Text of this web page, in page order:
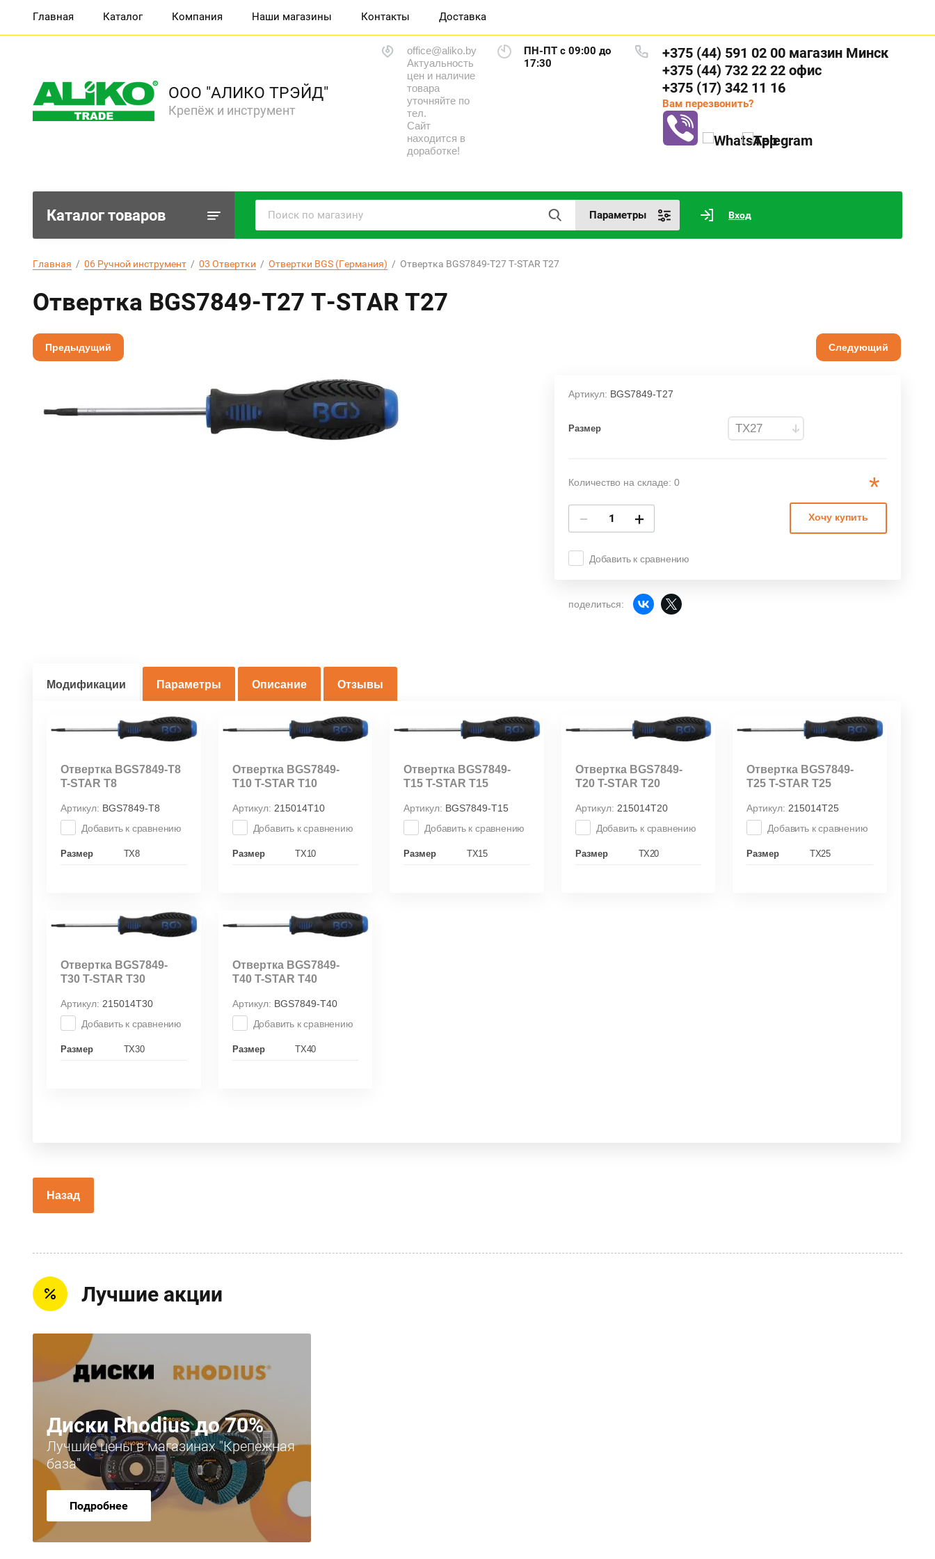
Главная Каталог Компания Наши магазины Контакты Доставка
ООО "АЛИКО ТРЭЙД"
Крепёж и инструмент
office@aliko.by
Актуальность
цен и наличие
товара
уточняйте по
тел.
Сайт
находится в
доработке!
ПН-ПТ с 09:00 до
17:30
+375 (44) 591 02 00 магазин Минск
+375 (44) 732 22 22 офис
+375 (17) 342 11 16
Вам перезвонить?
Каталог товаров Параметры Вход
Главная
  /
06 Ручной инструмент
  /
03 Отвертки
  /
Отвертки BGS (Германия)
  /  Отвертка BGS7849-T27 T-STAR T27
Отвертка BGS7849-T27 T-STAR T27
Предыдущий Следующий
Артикул: BGS7849-T27
Размер
Количество на складе: 0 *
− + Хочу купить
Добавить к сравнению
поделиться:
Модификации Параметры Описание Отзывы
Отвертка BGS7849-T8
T-STAR T8
Артикул: BGS7849-T8
Добавить к сравнению
Размер TX8
Отвертка BGS7849-
T10 T-STAR T10
Артикул: 215014Т10
Добавить к сравнению
Размер TX10
Отвертка BGS7849-
T15 T-STAR T15
Артикул: BGS7849-T15
Добавить к сравнению
Размер TX15
Отвертка BGS7849-
T20 T-STAR T20
Артикул: 215014Т20
Добавить к сравнению
Размер TX20
Отвертка BGS7849-
T25 T-STAR T25
Артикул: 215014Т25
Добавить к сравнению
Размер TX25
Отвертка BGS7849-
T30 T-STAR T30
Артикул: 215014Т30
Добавить к сравнению
Размер TX30
Отвертка BGS7849-
T40 T-STAR T40
Артикул: BGS7849-T40
Добавить к сравнению
Размер TX40
Назад
Лучшие акции
Диски Rhodius до 70%
Лучшие цены в магазинах "Крепежная
база"
Подробнее